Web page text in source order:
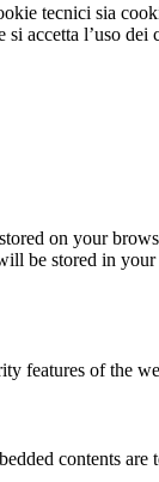
tecnici sia
accetta l’uso dei
on your
be stored in
features of the
contents are